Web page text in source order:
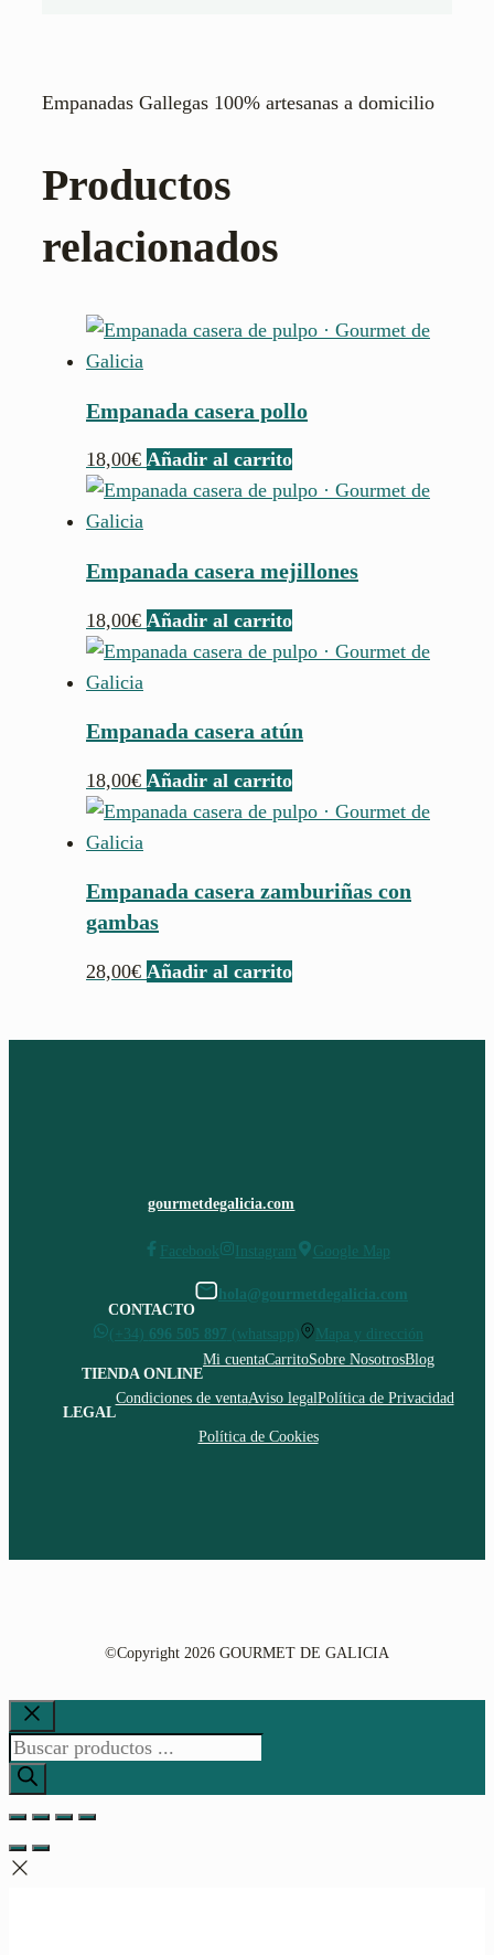
Empanadas Gallegas 100% artesanas a domicilio
Productos
relacionados
Empanada casera pollo
18,00€ Añadir al carrito
Empanada casera mejillones
18,00€ Añadir al carrito
Empanada casera atún
18,00€ Añadir al carrito
Empanada casera zamburiñas con
gambas
28,00€ Añadir al carrito
gourmetdegalicia.com
Facebook Instagram Google Map
CONTACTO
hola@gourmetdegalicia.com
(+34) 696 505 897 (whatsapp) Mapa y dirección
TIENDA ONLINE
Mi cuentaCarritoSobre NosotrosBlog
LEGAL
Condiciones de ventaAviso legalPolítica de Privacidad
Política de Cookies
©Copyright 2026 GOURMET DE GALICIA
Cerrar
Búsqueda
de
productos